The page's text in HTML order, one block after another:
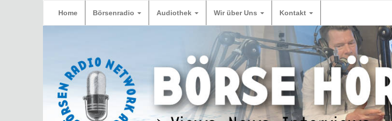
Home Börsenradio Audiothek Wir über Uns Kontakt